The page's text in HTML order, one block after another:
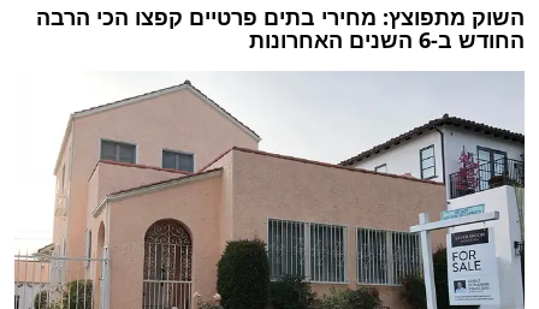
השוק מתפוצץ: מחירי בתים פרטיים קפצו הכי הרבה
החודש ב-6 השנים האחרונות